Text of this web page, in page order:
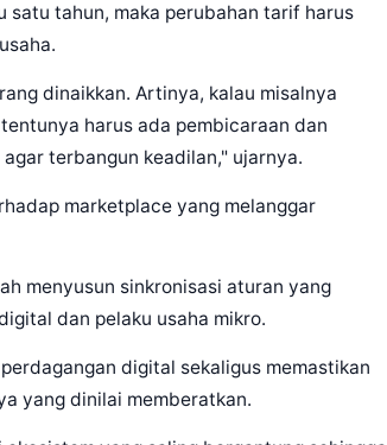
satu tahun, maka perubahan tarif harus
dinaikkan. Artinya, kalau misalnya
harus ada pembicaraan dan
terbangun keadilan," ujarnya.
marketplace yang melanggar
menyusun sinkronisasi aturan yang
dan pelaku usaha mikro.
digital sekaligus memastikan
yang dinilai memberatkan.